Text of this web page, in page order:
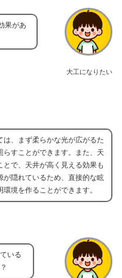
大工になりたい
果があ
は、まず柔らかな光が広がるた
らすことができます。また、天
とで、天井が高く見える効果も
が隠れているため、直接的な眩
境を作ることができます。
いる